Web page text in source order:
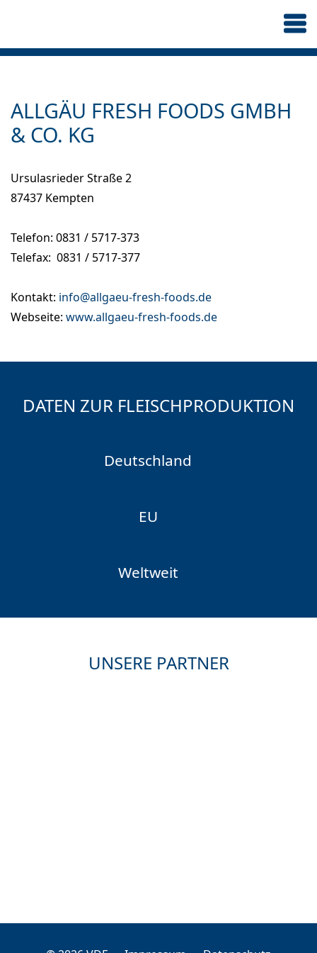
ALLGÄU FRESH FOODS GMBH
& CO. KG
Ursulasrieder Straße 2
87437 Kempten
Telefon: 0831 / 5717-373
Telefax: 0831 / 5717-377
Kontakt: info@allgaeu-fresh-foods.de
Webseite: www.allgaeu-fresh-foods.de
DATEN ZUR FLEISCHPRODUKTION
Deutschland
EU
Weltweit
UNSERE PARTNER